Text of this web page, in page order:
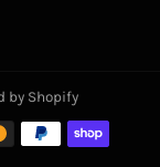
by Shopify